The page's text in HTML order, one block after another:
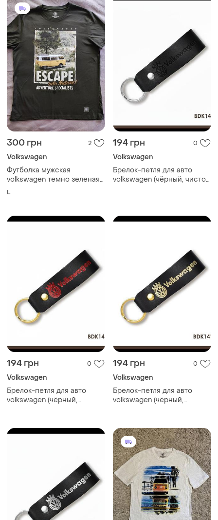
300 грн 2
Volkswagen
Футболка мужская
volkswagen темно зеленая
размер l стана новой
L
194 грн 0
Volkswagen
Брелок-петля для авто
volkswagen (чёрный, чистое
194 грн 0
Volkswagen
Брелок-петля для авто
volkswagen (чёрный,
194 грн 0
Volkswagen
Брелок-петля для авто
volkswagen (чёрный,